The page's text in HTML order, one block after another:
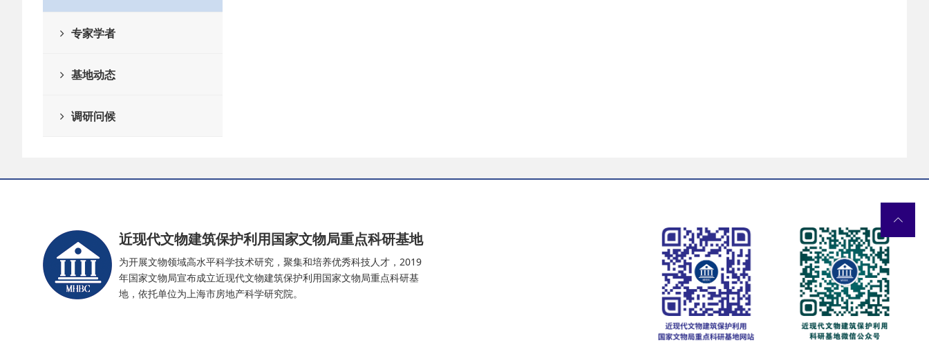
专家学者
基地动态
调研问候
近现代文物建筑保护利用国家文物局重点科研基地
为开展文物领域高水平科学技术研究，聚集和培养优秀科技人才，2019
年国家文物局宣布成立近现代文物建筑保护利用国家文物局重点科研基
地，依托单位为上海市房地产科学研究院。